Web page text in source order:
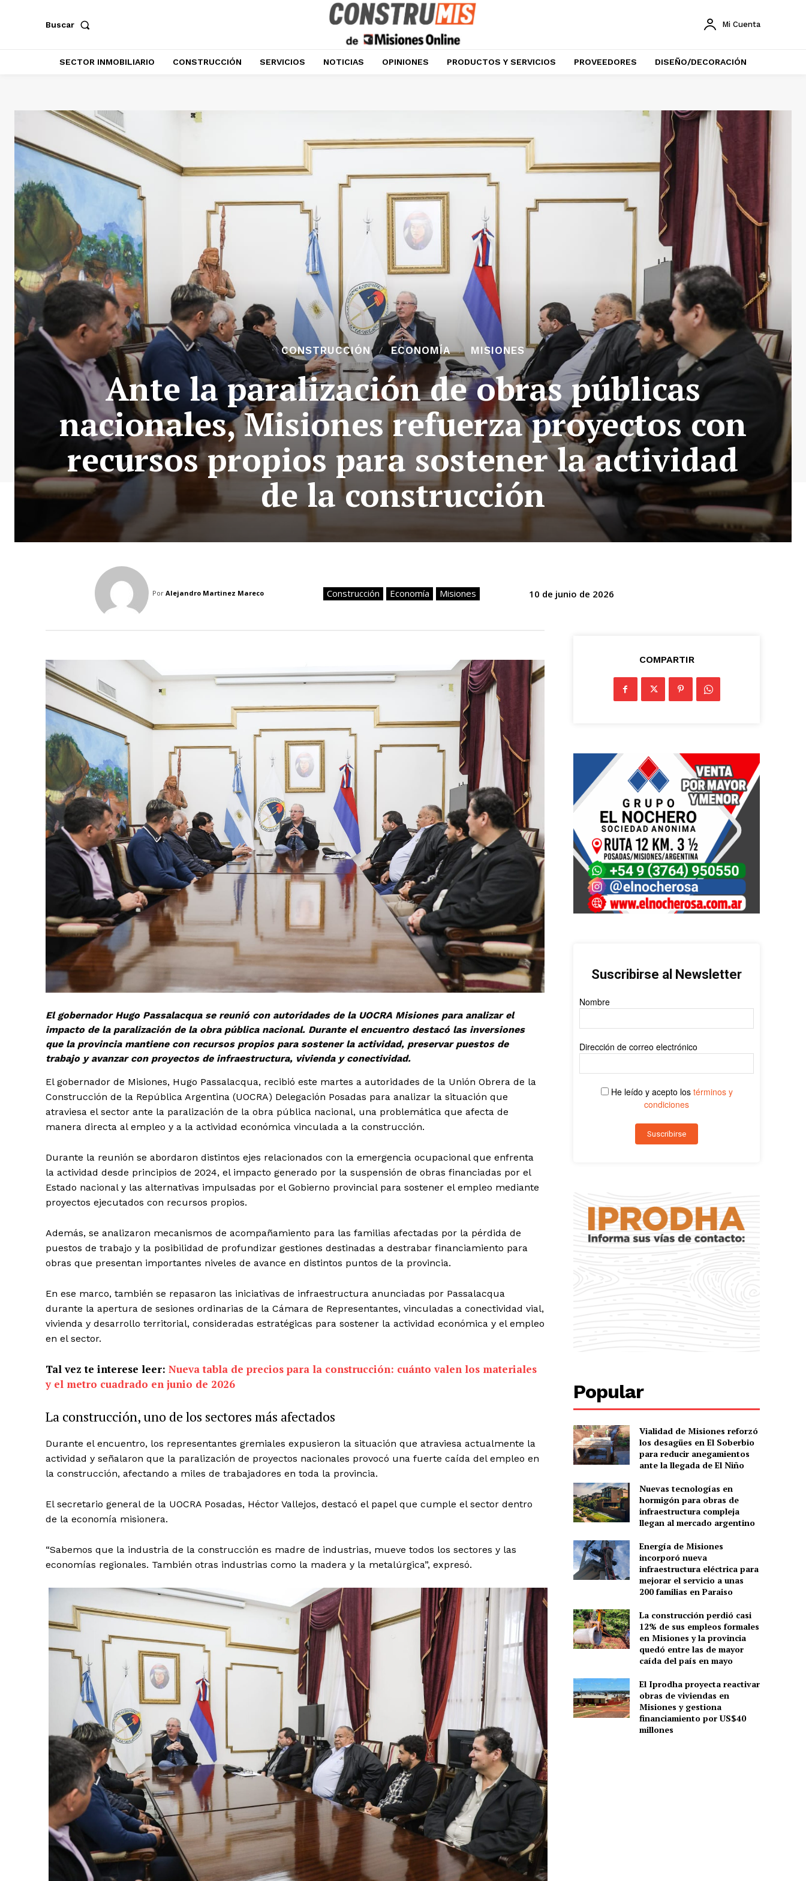
Buscar Mi Cuenta
SECTOR INMOBILIARIO CONSTRUCCIÓN SERVICIOS NOTICIAS OPINIONES PRODUCTOS Y SERVICIOS PROVEEDORES DISEÑO/DECORACIÓN
CONSTRUCCIÓN ECONOMÍA MISIONES
Ante la paralización de obras públicas
nacionales, Misiones refuerza proyectos con
recursos propios para sostener la actividad
de la construcción
Por Alejandro Martinez Mareco Construcción Economía Misiones 10 de junio de 2026
El gobernador Hugo Passalacqua se reunió con autoridades de la UOCRA Misiones para analizar el
impacto de la paralización de la obra pública nacional. Durante el encuentro destacó las inversiones
que la provincia mantiene con recursos propios para sostener la actividad, preservar puestos de
trabajo y avanzar con proyectos de infraestructura, vivienda y conectividad.
El gobernador de Misiones, Hugo Passalacqua, recibió este martes a autoridades de la Unión Obrera de la
Construcción de la República Argentina (UOCRA) Delegación Posadas para analizar la situación que
atraviesa el sector ante la paralización de la obra pública nacional, una problemática que afecta de
manera directa al empleo y a la actividad económica vinculada a la construcción.
Durante la reunión se abordaron distintos ejes relacionados con la emergencia ocupacional que enfrenta
la actividad desde principios de 2024, el impacto generado por la suspensión de obras financiadas por el
Estado nacional y las alternativas impulsadas por el Gobierno provincial para sostener el empleo mediante
proyectos ejecutados con recursos propios.
Además, se analizaron mecanismos de acompañamiento para las familias afectadas por la pérdida de
puestos de trabajo y la posibilidad de profundizar gestiones destinadas a destrabar financiamiento para
obras que presentan importantes niveles de avance en distintos puntos de la provincia.
En ese marco, también se repasaron las iniciativas de infraestructura anunciadas por Passalacqua
durante la apertura de sesiones ordinarias de la Cámara de Representantes, vinculadas a conectividad vial,
vivienda y desarrollo territorial, consideradas estratégicas para sostener la actividad económica y el empleo
en el sector.
Tal vez te interese leer: Nueva tabla de precios para la construcción: cuánto valen los materiales
y el metro cuadrado en junio de 2026
La construcción, uno de los sectores más afectados
Durante el encuentro, los representantes gremiales expusieron la situación que atraviesa actualmente la
actividad y señalaron que la paralización de proyectos nacionales provocó una fuerte caída del empleo en
la construcción, afectando a miles de trabajadores en toda la provincia.
El secretario general de la UOCRA Posadas, Héctor Vallejos, destacó el papel que cumple el sector dentro
de la economía misionera.
“Sabemos que la industria de la construcción es madre de industrias, mueve todos los sectores y las
economías regionales. También otras industrias como la madera y la metalúrgica”, expresó.
COMPARTIR
Suscribirse al Newsletter
Nombre
Dirección de correo electrónico
He leído y acepto los términos y
condiciones
Popular
Vialidad de Misiones reforzó
los desagües en El Soberbio
para reducir anegamientos
ante la llegada de El Niño
Nuevas tecnologías en
hormigón para obras de
infraestructura compleja
llegan al mercado argentino
Energía de Misiones
incorporó nueva
infraestructura eléctrica para
mejorar el servicio a unas
200 familias en Paraiso
La construcción perdió casi
12% de sus empleos formales
en Misiones y la provincia
quedó entre las de mayor
caída del país en mayo
El Iprodha proyecta reactivar
obras de viviendas en
Misiones y gestiona
financiamiento por US$40
millones